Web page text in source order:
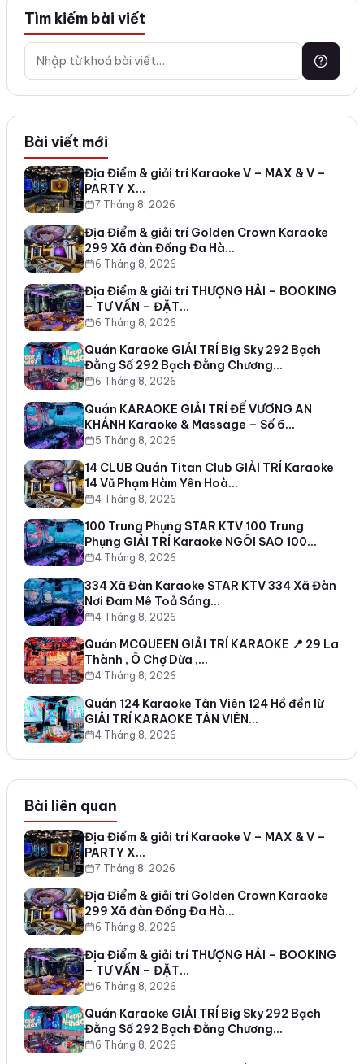
Tìm kiếm bài viết
Bài viết mới
Địa Điểm & giải trí Karaoke V – MAX & V –
PARTY X…
7 Tháng 8, 2026
Địa Điểm & giải trí Golden Crown Karaoke
299 Xã đàn Đống Đa Hà…
6 Tháng 8, 2026
Địa Điểm & giải trí THƯỢNG HẢI – BOOKING
– TƯ VẤN – ĐẶT…
6 Tháng 8, 2026
Quán Karaoke GIẢI TRÍ Big Sky 292 Bạch
Đằng Số 292 Bạch Đằng Chương…
6 Tháng 8, 2026
Quán KARAOKE GIẢI TRÍ ĐẾ VƯƠNG AN
KHÁNH Karaoke & Massage – Số 6…
5 Tháng 8, 2026
14 CLUB Quán Titan Club GIẢI TRÍ Karaoke
14 Vũ Phạm Hàm Yên Hoà…
4 Tháng 8, 2026
100 Trung Phụng STAR KTV 100 Trung
Phụng GIẢI TRÍ Karaoke NGÔI SAO 100…
4 Tháng 8, 2026
334 Xã Đàn Karaoke STAR KTV 334 Xã Đàn
Nơi Đam Mê Toả Sáng…
4 Tháng 8, 2026
Quán MCQUEEN GIẢI TRÍ KARAOKE 📍 29 La
Thành , Ô Chợ Dừa ,…
4 Tháng 8, 2026
Quán 124 Karaoke Tân Viên 124 Hồ đền lừ
GIẢI TRÍ KARAOKE TÂN VIÊN…
4 Tháng 8, 2026
Bài liên quan
Địa Điểm & giải trí Karaoke V – MAX & V –
PARTY X…
7 Tháng 8, 2026
Địa Điểm & giải trí Golden Crown Karaoke
299 Xã đàn Đống Đa Hà…
6 Tháng 8, 2026
Địa Điểm & giải trí THƯỢNG HẢI – BOOKING
– TƯ VẤN – ĐẶT…
6 Tháng 8, 2026
Quán Karaoke GIẢI TRÍ Big Sky 292 Bạch
Đằng Số 292 Bạch Đằng Chương…
6 Tháng 8, 2026